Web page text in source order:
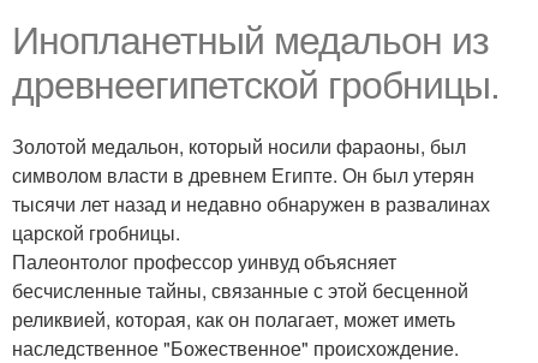
Инопланетный медальон из
древнеегипетской гробницы.
Золотой медальон, который носили фараоны, был
символом власти в древнем Египте. Он был утерян
тысячи лет назад и недавно обнаружен в развалинах
царской гробницы.
Палеонтолог профессор уинвуд объясняет
бесчисленные тайны, связанные с этой бесценной
реликвией, которая, как он полагает, может иметь
наследственное "Божественное" происхождение.